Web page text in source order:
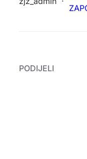
PODIJELI